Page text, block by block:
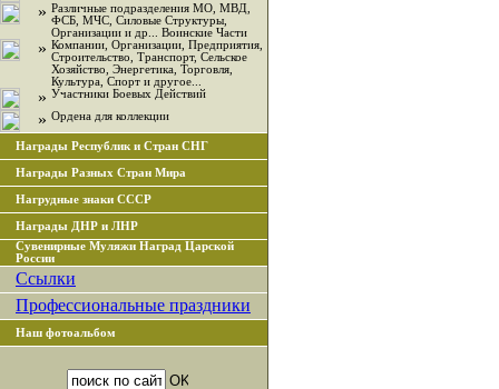
» Различные подразделения МО, МВД,
ФСБ, МЧС, Силовые Структуры,
Организации и др... Воинские Части
» Компании, Организации, Предприятия,
Строительство, Транспорт, Сельское
Хозяйство, Энергетика, Торговля,
Культура, Спорт и другое...
» Участники Боевых Действий
» Ордена для коллекции
Награды Республик и Стран СНГ
Награды Разных Стран Мира
Нагрудные знаки СССР
Награды ДНР и ЛНР
Сувенирные Муляжи Наград Царской
России
Ссылки
Профессиональные праздники
Наш фотоальбом